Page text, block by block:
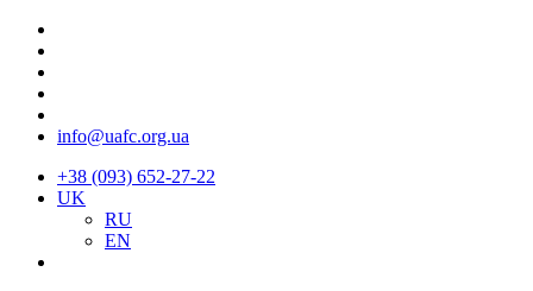
info@uafc.org.ua
+38 (093) 652-27-22
UK
RU
EN